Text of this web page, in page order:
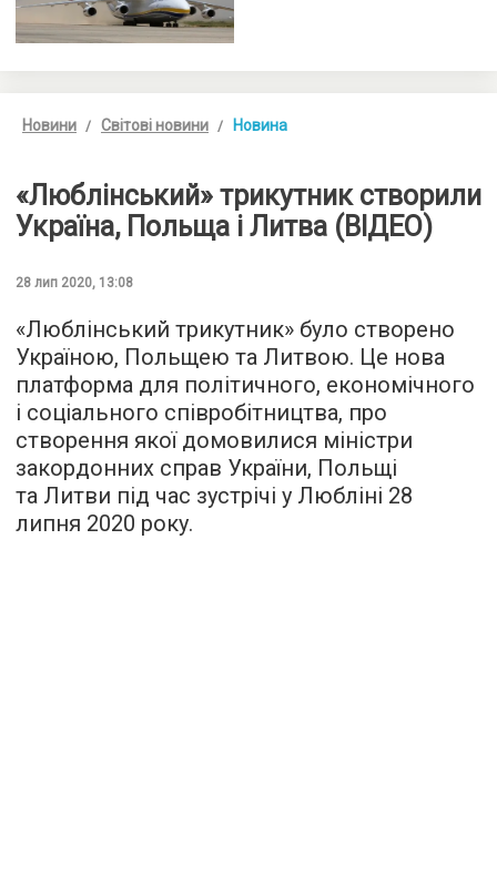
Новини Світові новини Новина
«Люблінський» трикутник створили
Україна, Польща і Литва (ВІДЕО)
28 лип 2020, 13:08
«Люблінський трикутник» було створено
Україною, Польщею та Литвою. Це нова
платформа для політичного, економічного
і соціального співробітництва, про
створення якої домовилися міністри
закордонних справ України, Польщі
та Литви під час зустрічі у Любліні 28
липня 2020 року.